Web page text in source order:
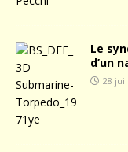
Le
d’un
28